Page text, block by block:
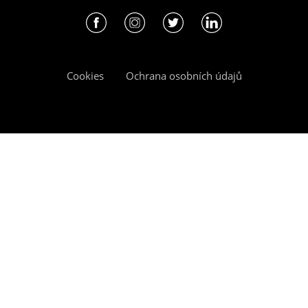
Cookies Ochrana osobních údajů